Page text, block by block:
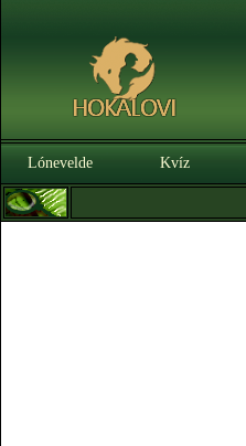
Lónevelde Kvíz